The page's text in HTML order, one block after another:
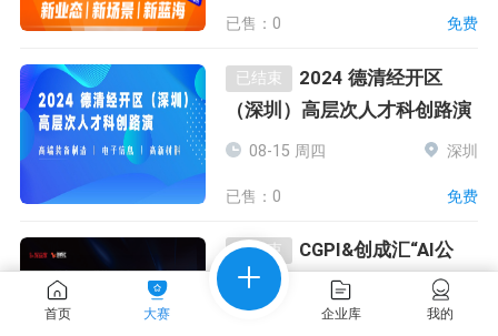
已售：0 免费
已结束
2024 德清经开区
（深圳）高层次人才科创路演
08-15 周四 深圳
已售：0 免费
已结束
CGPI&创成汇“AI公
益”活动（ESG系列） AI产业
资本对接路演会
06-20 周四 深圳
首页 大赛 企业库 我的